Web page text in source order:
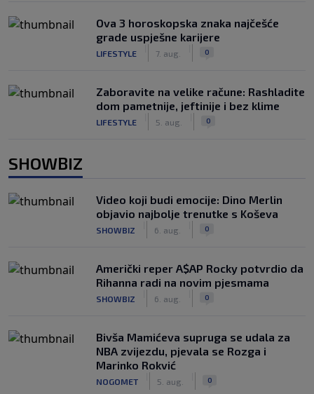
Ova 3 horoskopska znaka najčešće
grade uspješne karijere
LIFESTYLE 7. aug. 0
Zaboravite na velike račune: Rashladite
dom pametnije, jeftinije i bez klime
LIFESTYLE 5. aug. 0
SHOWBIZ
Video koji budi emocije: Dino Merlin
objavio najbolje trenutke s Koševa
SHOWBIZ 6. aug. 0
Američki reper A$AP Rocky potvrdio da
Rihanna radi na novim pjesmama
SHOWBIZ 6. aug. 0
Bivša Mamićeva supruga se udala za
NBA zvijezdu, pjevala se Rozga i
Marinko Rokvić
NOGOMET 5. aug. 0